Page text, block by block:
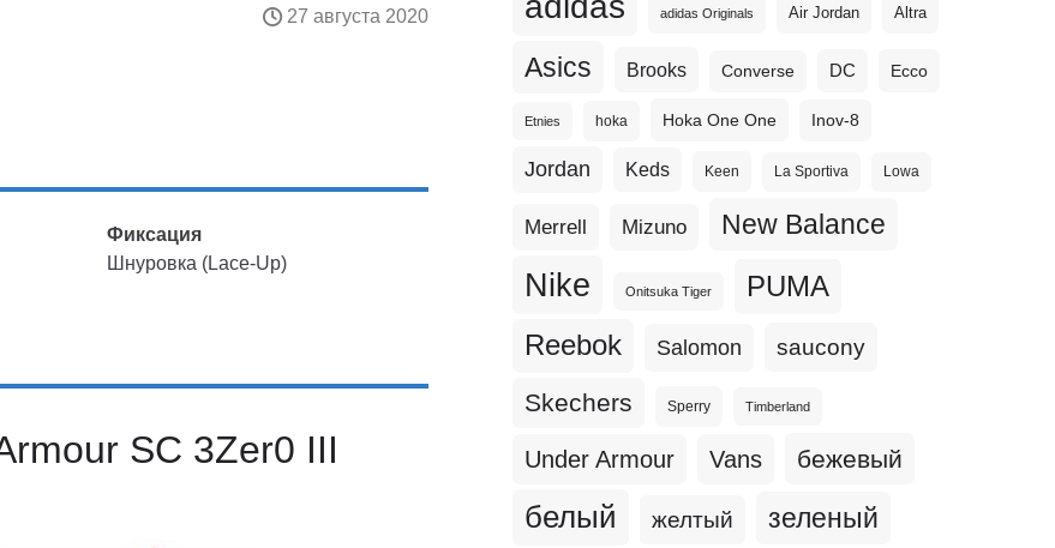
27 августа 2020
Фиксация
Шнуровка (Lace-Up)
SC 3Zer0 III
adidas Originals Air Jordan Altra
Asics Brooks Converse DC Ecco
Etnies hoka Hoka One One Inov-8
Jordan Keds Keen La Sportiva Lowa
Merrell Mizuno New Balance
Nike Onitsuka Tiger PUMA
Reebok Salomon saucony
Skechers Sperry Timberland
Under Armour Vans бежевый
белый желтый зеленый